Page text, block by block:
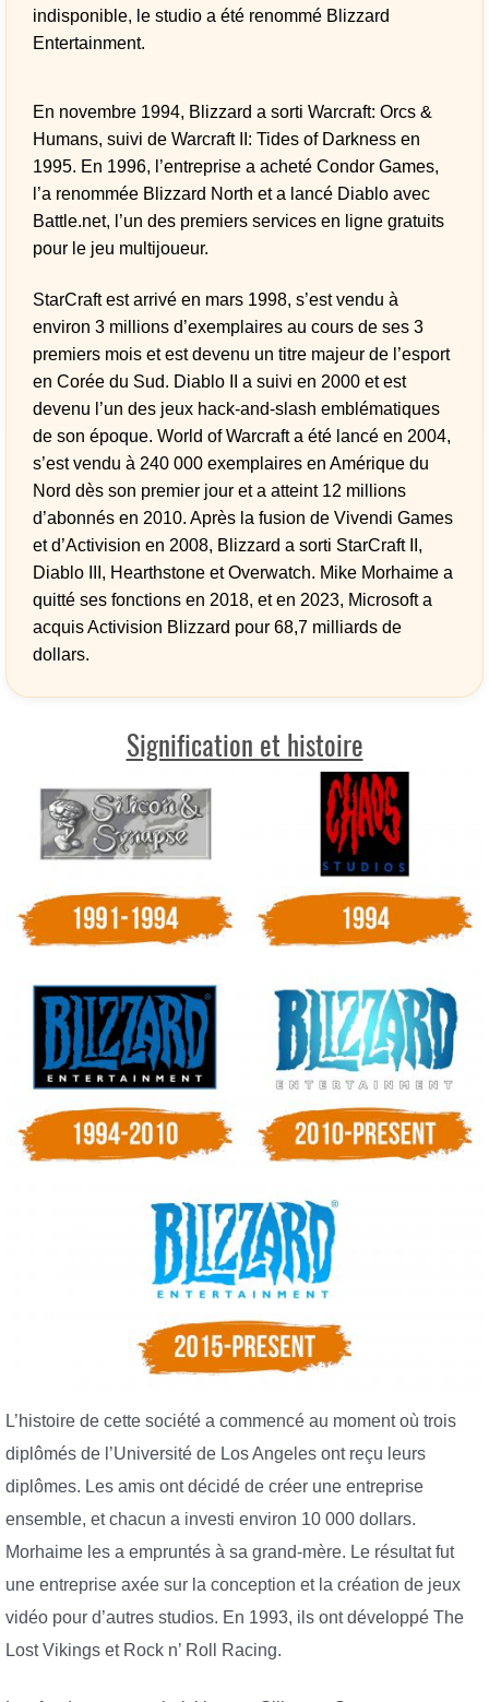
indisponible, le studio a été renommé Blizzard
Entertainment.
En novembre 1994, Blizzard a sorti Warcraft: Orcs &
Humans, suivi de Warcraft II: Tides of Darkness en
1995. En 1996, l’entreprise a acheté Condor Games,
l’a renommée Blizzard North et a lancé Diablo avec
Battle.net, l’un des premiers services en ligne gratuits
pour le jeu multijoueur.
StarCraft est arrivé en mars 1998, s’est vendu à
environ 3 millions d’exemplaires au cours de ses 3
premiers mois et est devenu un titre majeur de l’esport
en Corée du Sud. Diablo II a suivi en 2000 et est
devenu l’un des jeux hack-and-slash emblématiques
de son époque. World of Warcraft a été lancé en 2004,
s’est vendu à 240 000 exemplaires en Amérique du
Nord dès son premier jour et a atteint 12 millions
d’abonnés en 2010. Après la fusion de Vivendi Games
et d’Activision en 2008, Blizzard a sorti StarCraft II,
Diablo III, Hearthstone et Overwatch. Mike Morhaime a
quitté ses fonctions en 2018, et en 2023, Microsoft a
acquis Activision Blizzard pour 68,7 milliards de
dollars.
Signification et histoire
L’histoire de cette société a commencé au moment où trois
diplômés de l’Université de Los Angeles ont reçu leurs
diplômes. Les amis ont décidé de créer une entreprise
ensemble, et chacun a investi environ 10 000 dollars.
Morhaime les a empruntés à sa grand-mère. Le résultat fut
une entreprise axée sur la conception et la création de jeux
vidéo pour d’autres studios. En 1993, ils ont développé The
Lost Vikings et Rock n’ Roll Racing.